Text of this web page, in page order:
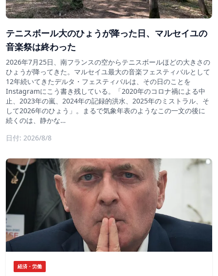
テニスボール大のひょうが降った日、マルセイユの
音楽祭は終わった
2026年7月25日、南フランスの空からテニスボールほどの大きさの
ひょうが降ってきた。マルセイユ最大の音楽フェスティバルとして
12年続いてきたデルタ・フェスティバルは、その日のことを
Instagramにこう書き残している。「2020年のコロナ禍による中
止、2023年の嵐、2024年の記録的洪水、2025年のミストラル、そ
して2026年のひょう」。まるで気象年表のようなこの一文の後に
続くのは、静かな…
日付: 2026/8/8
経済・労働